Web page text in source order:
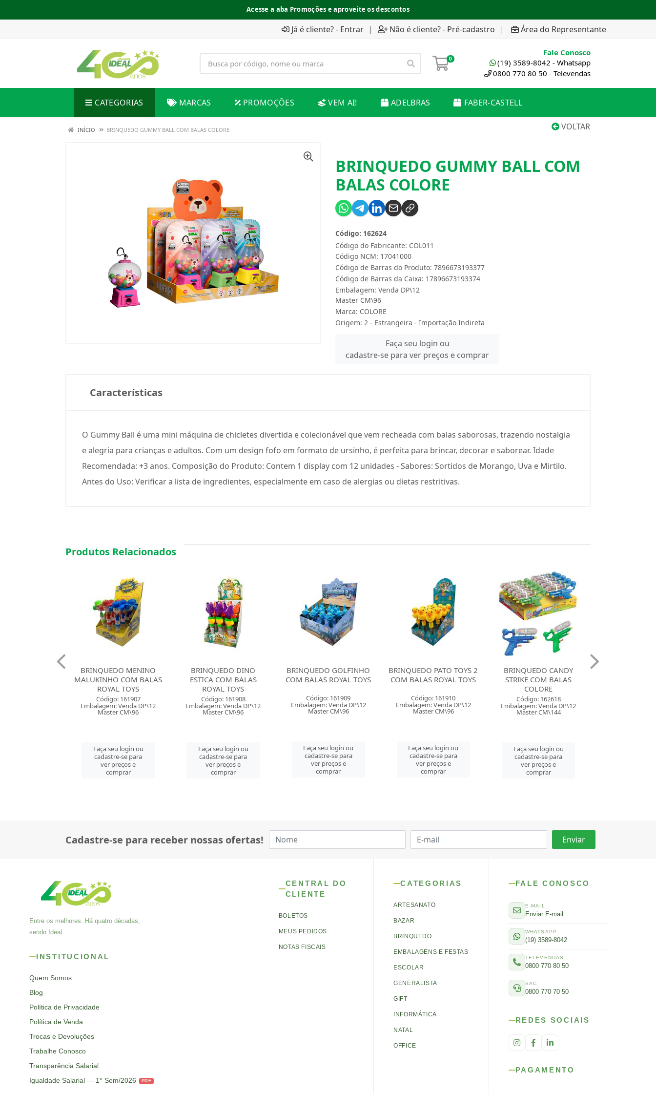
Acesse a aba Promoções e aproveite os descontos
Já é cliente? - Entrar | Não é cliente? - Pré-cadastro | Área do Representante
0
Fale Conosco
(19) 3589-8042 - Whatsapp
0800 770 80 50 - Televendas
CATEGORIAS MARCAS PROMOÇÕES VEM AI! ADELBRAS FABER-CASTELL
VOLTAR
INÍCIO BRINQUEDO GUMMY BALL COM BALAS COLORE
BRINQUEDO GUMMY BALL COM
BALAS COLORE
Código do Fabricante: COL011
Código: 162624
Código NCM: 17041000
Código de Barras do Produto: 7896673193377
Código de Barras da Caixa: 17896673193374
Embalagem: Venda DP\12
Master CM\96
Marca: COLORE
Origem: 2 - Estrangeira - Importação Indireta
Faça seu login ou
cadastre-se para ver preços e comprar
Características
O Gummy Ball é uma mini máquina de chicletes divertida e colecionável que vem recheada com balas saborosas, trazendo nostalgia
e alegria para crianças e adultos. Com um design fofo em formato de ursinho, é perfeita para brincar, decorar e saborear. Idade
Recomendada: +3 anos. Composição do Produto: Contem 1 display com 12 unidades - Sabores: Sortidos de Morango, Uva e Mirtilo.
Antes do Uso: Verificar a lista de ingredientes, especialmente em caso de alergias ou dietas restritivas.
Produtos Relacionados
BRINQUEDO DINO
ESTICA COM BALAS
ROYAL TOYS
Código: 161908
Embalagem: Venda DP\12
Master CM\96
Faça seu login ou
cadastre-se para
ver preços e
comprar
BRINQUEDO GOLFINHO
COM BALAS ROYAL TOYS
Código: 161909
Embalagem: Venda DP\12
Master CM\96
Faça seu login ou
cadastre-se para
ver preços e
comprar
BRINQUEDO PATO TOYS 2
COM BALAS ROYAL TOYS
Código: 161910
Embalagem: Venda DP\12
Master CM\96
Faça seu login ou
cadastre-se para
ver preços e
comprar
BRINQUEDO CANDY
STRIKE COM BALAS
Código: 162618
Embalagem: Venda DP\12
Master CM\144
Faça seu login ou
cadastre-se para
ver preços e
comprar
DOCE BALA KIMALUCO
6G COLORE
Código: 162631
Embalagem: Venda DP\24
Master CM\576
Faça seu login ou
cadastre-se para
ver preços e
comprar
Cadastre-se para receber nossas ofertas!
Entre os melhores. Há quatro décadas,
sendo Ideal.
INSTITUCIONAL
Quem Somos
Blog
Política de Privacidade
Política de Venda
Trocas e Devoluções
Trabalhe Conosco
Transparência Salarial
Igualdade Salarial — 1° Sem/2026
PDF
CENTRAL DO
CLIENTE
BOLETOS
MEUS PEDIDOS
NOTAS FISCAIS
CATEGORIAS
ARTESANATO
BAZAR
BRINQUEDO
EMBALAGENS E FESTAS
ESCOLAR
GENERALISTA
GIFT
INFORMÁTICA
NATAL
OFFICE
FALE CONOSCO
E-MAIL
Enviar E-mail
WHATSAPP
(19) 3589-8042
TELEVENDAS
0800 770 80 50
SAC
0800 770 70 50
REDES SOCIAIS
PAGAMENTO